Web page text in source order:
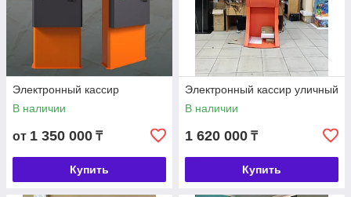
Электронный кассир
В наличии
от 1 350 000 ₸
Купить
Электронный кассир уличный
В наличии
1 620 000 ₸
Купить